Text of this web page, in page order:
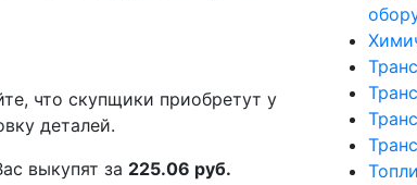
что скупщики приобретут у
деталей.
выкупят за 225.06 руб.